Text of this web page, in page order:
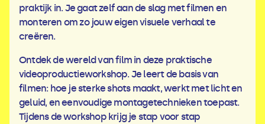
praktijk in. Je gaat zelf aan de slag met filmen en
monteren om zo jouw eigen visuele verhaal te
creëren.
Ontdek de wereld van film in deze praktische
videoproductieworkshop. Je leert de basis van
filmen: hoe je sterke shots maakt, werkt met licht en
geluid, en eenvoudige montagetechnieken toepast.
Tijdens de workshop krijg je stap voor stap